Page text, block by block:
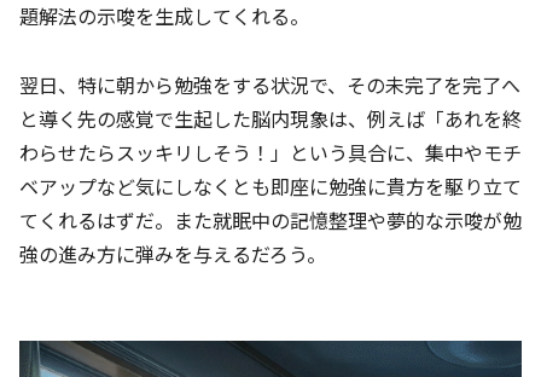
題解法の示唆を生成してくれる。
翌日、特に朝から勉強をする状況で、その未完了を完了へ
と導く先の感覚で生起した脳内現象は、例えば「あれを終
わらせたらスッキリしそう！」という具合に、集中やモチ
ベアップなど気にしなくとも即座に勉強に貴方を駆り立て
てくれるはずだ。また就眠中の記憶整理や夢的な示唆が勉
強の進み方に弾みを与えるだろう。